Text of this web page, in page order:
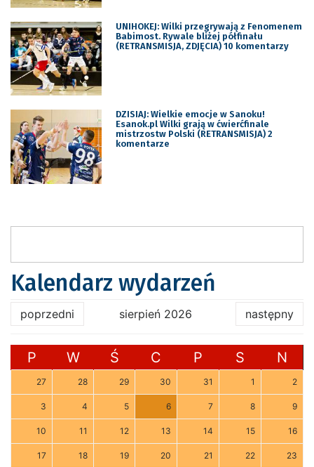
UNIHOKEJ: Wilki przegrywają z Fenomenem
Babimost. Rywale bliżej półfinału
(RETRANSMISJA, ZDJĘCIA) 10 komentarzy
DZISIAJ: Wielkie emocje w Sanoku!
Esanok.pl Wilki grają w ćwierćfinale
mistrzostw Polski (RETRANSMISJA) 2
komentarze
Kalendarz wydarzeń
poprzedni sierpień 2026 następny
P W Ś C P S N
27 28 29 30 31 1 2
3 4 5 6 7 8 9
10 11 12 13 14 15 16
17 18 19 20 21 22 23